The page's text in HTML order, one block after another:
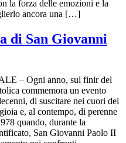
la forza delle emozioni e la
ancora una […]
di San Giovanni
– Ogni anno, sul finir del
commemora un evento
di suscitare nei cuori dei
e, al contempo, di perenne
quando, durante la
San Giovanni Paolo II